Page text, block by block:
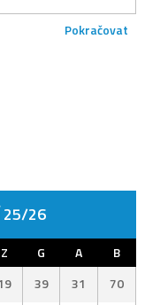
Pokračovat
25/26
Z G A
B
39 31
70